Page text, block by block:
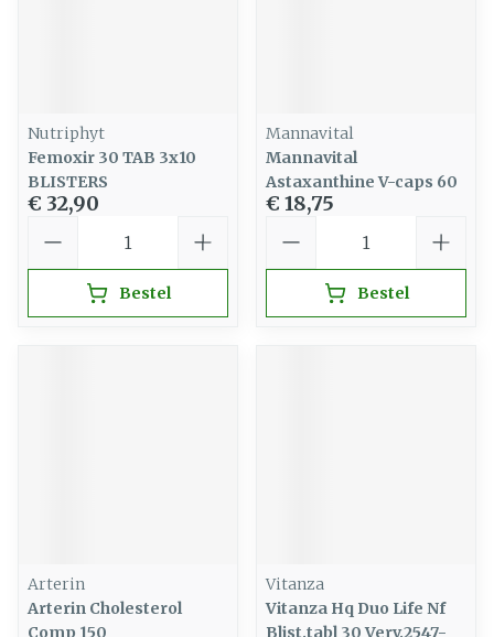
Nutriphyt
Femoxir 30 TAB 3x10
BLISTERS
€ 32,90
Bestel
Mannavital
Mannavital
Astaxanthine V-caps 60
€ 18,75
Bestel
Arterin
Arterin Cholesterol
Comp 150
Vitanza
Vitanza Hq Duo Life Nf
Blist.tabl 30 Verv.2547-